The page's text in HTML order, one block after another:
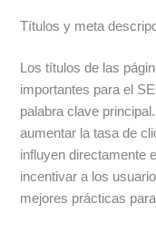
Títulos y meta
Los títulos de las
importantes para el
palabra clave
aumentar la tasa de
influyen directamente
incentivar a los
mejores prácticas